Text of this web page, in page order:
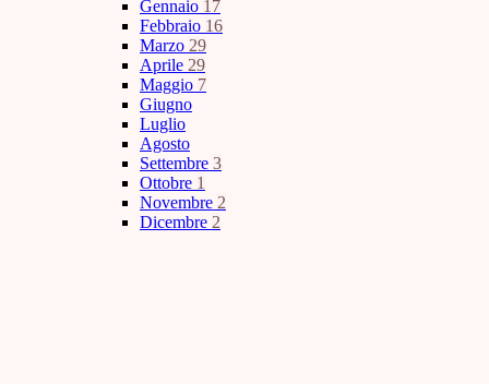
Gennaio 17
Febbraio 16
Marzo 29
Aprile 29
Maggio 7
Giugno
Luglio
Agosto
Settembre 3
Ottobre 1
Novembre 2
Dicembre 2